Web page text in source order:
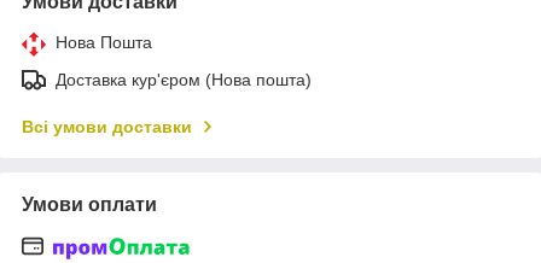
Нова Пошта
Доставка кур'єром (Нова пошта)
Всі умови доставки
Умови оплати